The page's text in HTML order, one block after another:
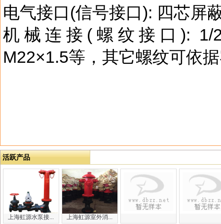
电气接口(信号接口): 四芯屏
机械连接(螺纹接口): 1/
M22×1.5等，其它螺纹可依
活跃产品
上海虹源水泵接... 上海虹源室外消...